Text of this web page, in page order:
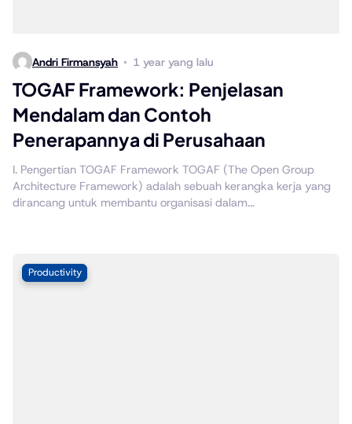
Andri Firmansyah 1 year yang lalu
TOGAF Framework: Penjelasan
Mendalam dan Contoh
Penerapannya di Perusahaan
I. Pengertian TOGAF Framework TOGAF (The Open Group
Architecture Framework) adalah sebuah kerangka kerja yang
dirancang untuk membantu organisasi dalam...
Productivity